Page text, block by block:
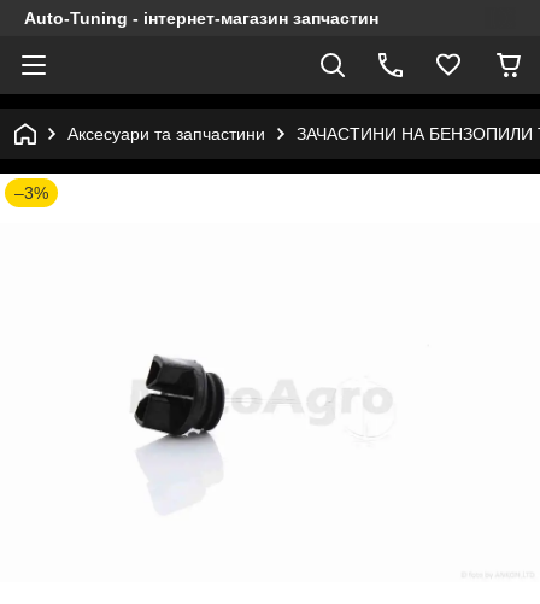
Auto-Tuning - інтернет-магазин запчастин
Аксесуари та запчастини ЗАЧАСТИНИ НА БЕНЗОПИЛИ
–3%